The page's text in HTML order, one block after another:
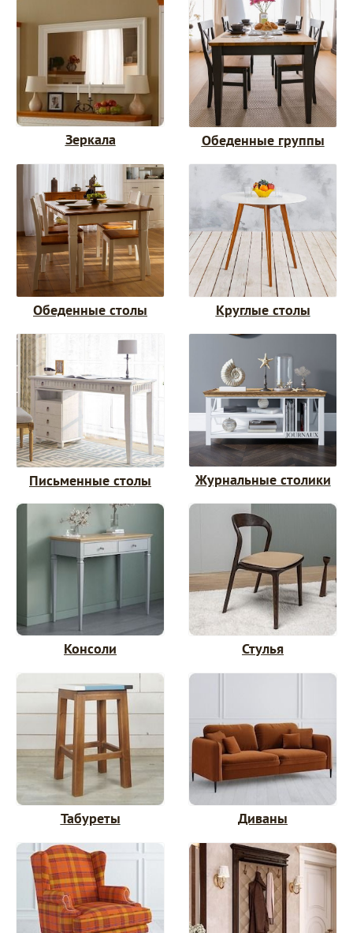
Зеркала Обеденные группы
Обеденные столы Круглые столы
Письменные столы Журнальные столики
Консоли Стулья
Табуреты Диваны